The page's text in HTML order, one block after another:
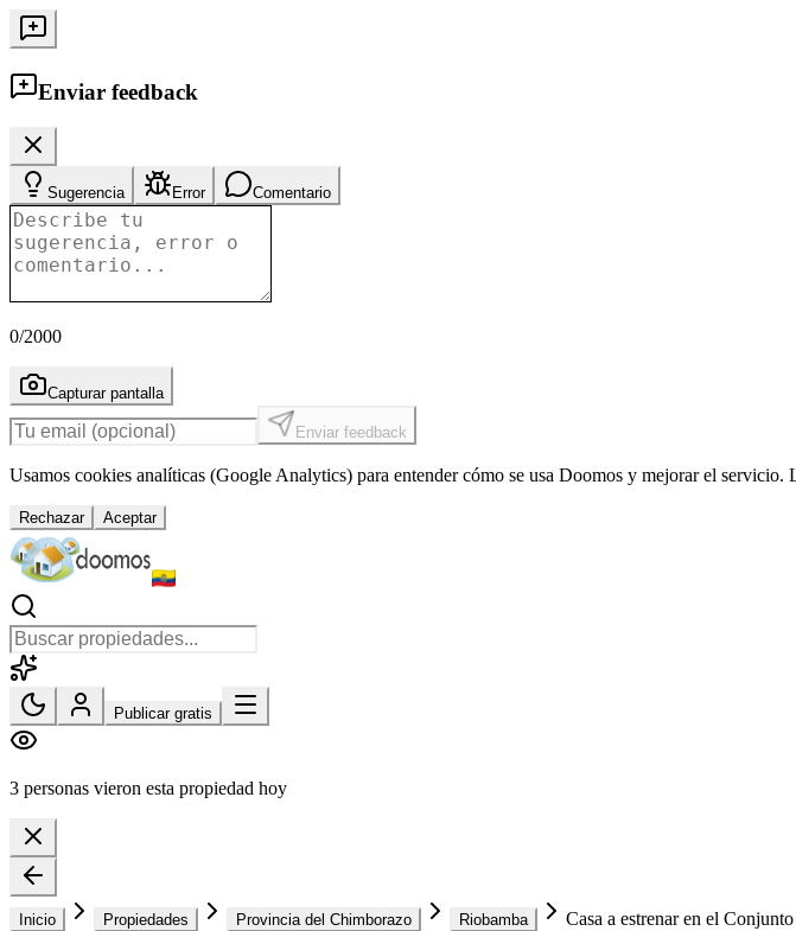
Enviar feedback
Sugerencia Error Comentario
0/2000
Capturar pantalla
Enviar feedback
Usamos cookies analíticas (Google Analytics) para entender cómo se usa Doomos y mejorar el servicio.
Rechazar Aceptar
Publicar gratis
3 personas vieron esta propiedad hoy
Inicio Propiedades Provincia del Chimborazo Riobamba Casa a estrenar en el